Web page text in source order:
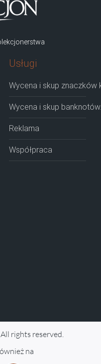
Usługi
Wycena i skup znaczków
Wycena i skup
Reklama
Współpraca
rights reserved.
na